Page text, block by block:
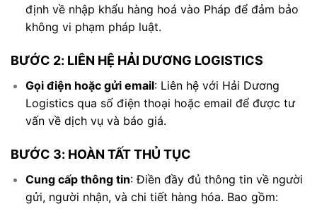
định về nhập khẩu hàng hoá vào Pháp để đảm bảo
không vi phạm pháp luật.
BƯỚC 2: LIÊN HỆ HẢI DƯƠNG LOGISTICS
Gọi điện hoặc gửi email: Liên hệ với Hải Dương
Logistics qua số điện thoại hoặc email để được tư
vấn về dịch vụ và báo giá.
BƯỚC 3: HOÀN TẤT THỦ TỤC
Cung cấp thông tin: Điền đầy đủ thông tin về người
gửi, người nhận, và chi tiết hàng hóa. Bao gồm: